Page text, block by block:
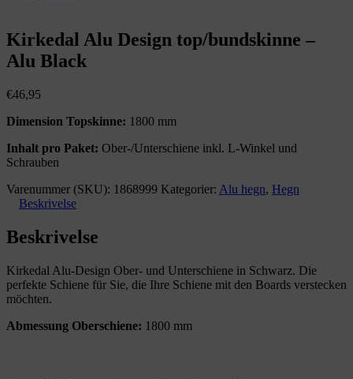
Kirkedal Alu Design top/bundskinne –
Alu Black
€46,95
Dimension Topskinne: 1800 mm
Inhalt pro Paket: Ober-/Unterschiene inkl. L-Winkel und
Schrauben
Varenummer (SKU): 1868999 Kategorier: Alu hegn, Hegn
Beskrivelse
Beskrivelse
Kirkedal Alu-Design Ober- und Unterschiene in Schwarz. Die
perfekte Schiene für Sie, die Ihre Schiene mit den Boards verstecken
möchten.
Abmessung Oberschiene: 1800 mm